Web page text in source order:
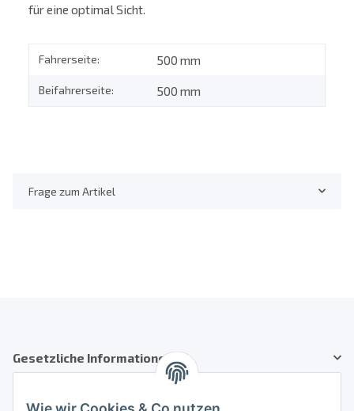
für eine optimal Sicht.
Fahrerseite: 500 mm
Beifahrerseite: 500 mm
Frage zum Artikel
Gesetzliche Informationen